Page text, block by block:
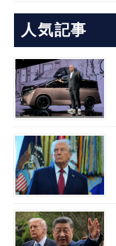
人気記事